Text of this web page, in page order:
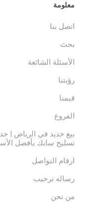
معلومة
اتصل بنا
بحث
الأسئلة الشائعة
رؤيتنا
قيمنا
الفروع
بيع حديد في الرياض |
تسليح سابك بأفضل
ارقام التواصل
رساله ترحيب
من نحن